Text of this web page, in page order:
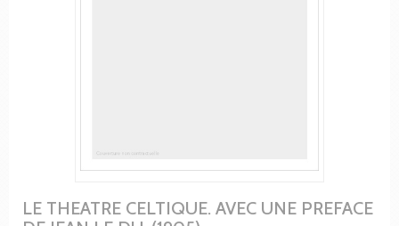
LE THEATRE CELTIQUE. AVEC UNE PREFACE